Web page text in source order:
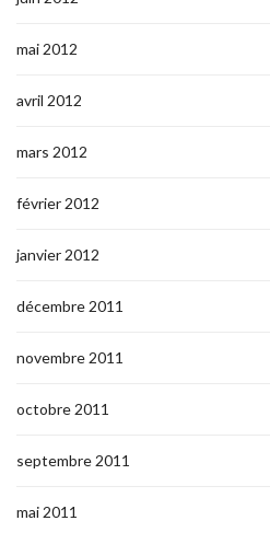
mai 2012
avril 2012
mars 2012
février 2012
janvier 2012
décembre 2011
novembre 2011
octobre 2011
septembre 2011
mai 2011